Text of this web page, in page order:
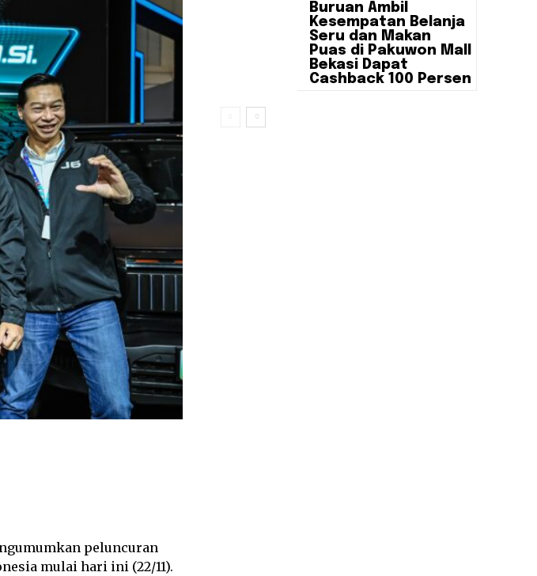
peluncuran
mulai hari ini (22/11).
Buruan Ambil
Kesempatan Belanja
Seru dan Makan
Puas di Pakuwon Mall
Bekasi Dapat
Cashback 100 Persen